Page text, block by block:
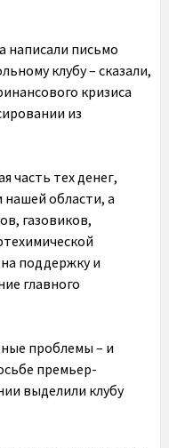
написали письмо
клубу – сказали,
кризиса
из
часть тех денег,
области, а
газовиков,
поддержку и
главного
проблемы – и
премьер-
выделили клубу